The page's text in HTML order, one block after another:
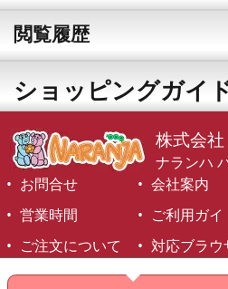
閲覧履歴
ショッピングガイ
株式会
ナランハ
お問合せ
会社案内
営業時間
ご利用ガイ
ご注文について
対応ブラウ
©1999-2026 NARANJA Inc.